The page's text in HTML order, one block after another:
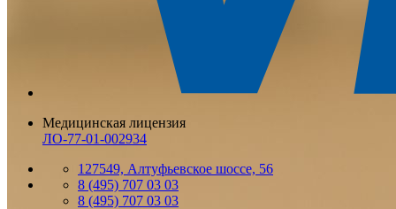
Медицинская лицензия
ЛО-77-01-002934
127549, Алтуфьевское шоссе, 56
8 (495) 707 03 03
8 (495) 707 03 03